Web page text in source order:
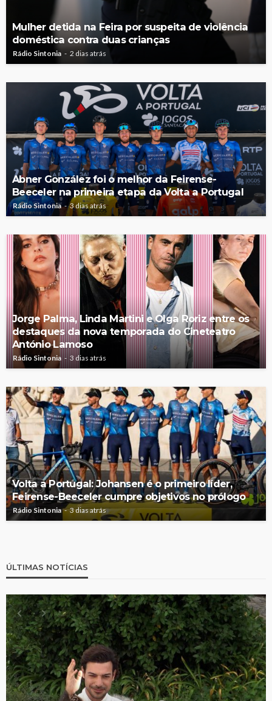
Mulher detida na Feira por suspeita de violência
doméstica contra duas crianças
Rádio Sintonia 2 dias atrás
Abner González foi o melhor da Feirense-
Beeceler na primeira etapa da Volta a Portugal
Rádio Sintonia 3 dias atrás
Jorge Palma, Linda Martini e Olga Roriz entre os
destaques da nova temporada do Cineteatro
António Lamoso
Rádio Sintonia 3 dias atrás
Volta a Portugal: Johansen é o primeiro líder,
Feirense-Beeceler cumpre objetivos no prólogo
Rádio Sintonia 3 dias atrás
ÚLTIMAS NOTÍCIAS